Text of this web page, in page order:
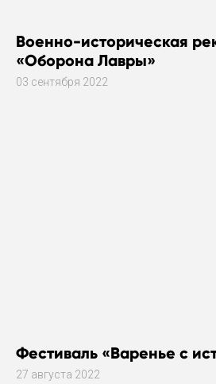
Военно-историческая
«Оборона Лавры»
03 сентября 2022
Фестиваль «Варенье с
27 августа 2022